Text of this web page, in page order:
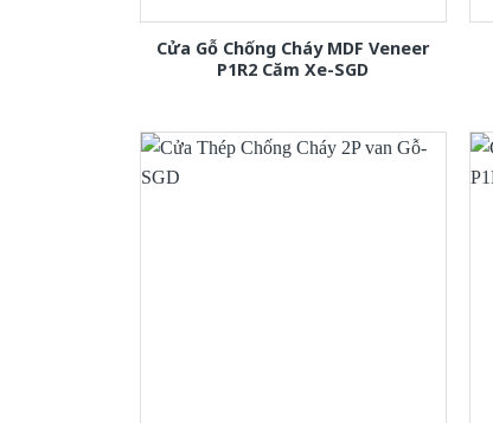
Cửa Gỗ Chống Cháy MDF Veneer
P1R2 Căm Xe-SGD